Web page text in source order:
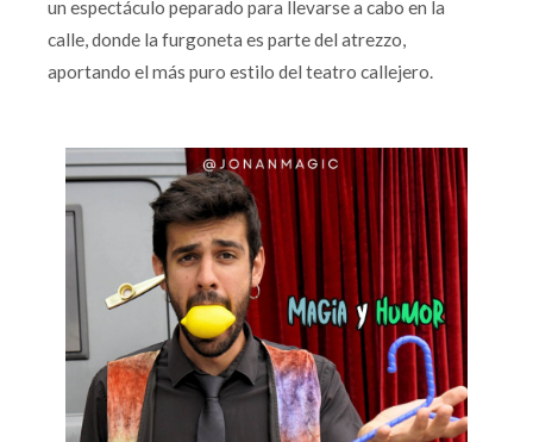
un espectáculo peparado para llevarse a cabo en la
calle, donde la furgoneta es parte del atrezzo,
aportando el más puro estilo del teatro callejero.